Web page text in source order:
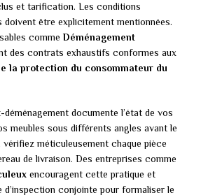
et tarification. Les conditions
doivent être explicitement mentionnées.
comme Déménagement
des contrats exhaustifs conformes aux
la protection du consommateur du
documente l’état de vos
meubles sous différents angles avant le
vérifiez méticuleusement chaque pièce
de livraison. Des entreprises comme
encouragent cette pratique et
conjointe pour formaliser le